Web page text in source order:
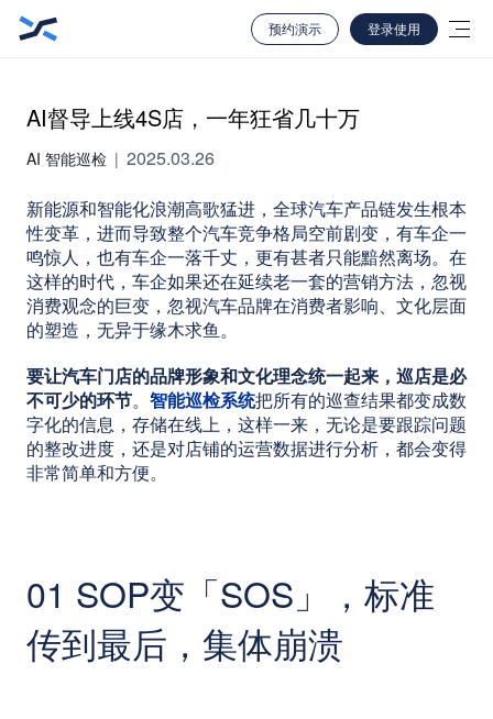
预约演示 登录使用
AI督导上线4S店，一年狂省几十万
AI 智能巡检 | 2025.03.26
新能源和智能化浪潮高歌猛进，全球汽车产品链发生根本
性变革，进而导致整个汽车竞争格局空前剧变，有车企一
鸣惊人，也有车企一落千丈，更有甚者只能黯然离场。在
这样的时代，车企如果还在延续老一套的营销方法，忽视
消费观念的巨变，忽视汽车品牌在消费者影响、文化层面
的塑造，无异于缘木求鱼。
要让汽车门店的品牌形象和文化理念统一起来，巡店是必
不可少的环节。 智能巡检系统把所有的巡查结果都变成数
字化的信息，存储在线上，这样一来，无论是要跟踪问题
的整改进度，还是对店铺的运营数据进行分析，都会变得
非常简单和方便。
01 SOP变「SOS」，标准
传到最后，集体崩溃